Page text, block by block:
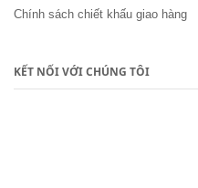
Chính sách chiết khấu giao hàng
KẾT NỐI VỚI CHÚNG TÔI